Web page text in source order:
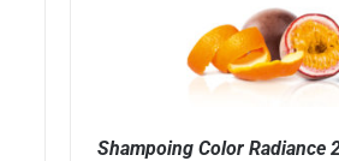
Shampoing Color Radiance